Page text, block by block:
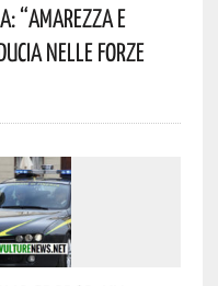
“Amarezza E
Nelle Forze